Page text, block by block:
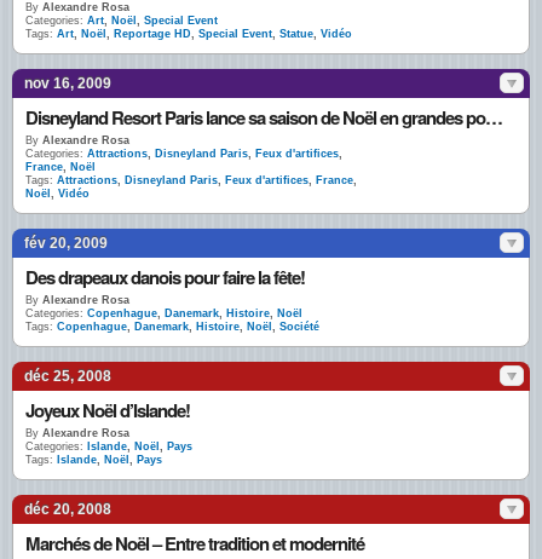
By Alexandre Rosa
Categories: Art, Noël , Special Event
Tags: Art, Noël , Reportage HD, Special Event, Statue, Vidéo
nov 16, 2009
Disneyland Resort Paris lance sa saison de Noël en grandes pompes
By Alexandre Rosa
Categories: Attractions, Disneyland Paris, Feux d'artifices,
France, Noël
Tags: Attractions, Disneyland Paris, Feux d'artifices, France,
Noël , Vidéo
fév 20, 2009
Des drapeaux danois pour faire la fête!
By Alexandre Rosa
Categories: Copenhague, Danemark, Histoire, Noël
Tags: Copenhague, Danemark, Histoire, Noël , Société
déc 25, 2008
Joyeux Noël d’Islande!
By Alexandre Rosa
Categories:
Islande, Noël , Pays
Tags:
Islande, Noël , Pays
déc 20, 2008
Marchés de Noël – Entre tradition et modernité